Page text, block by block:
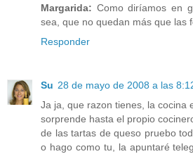
Margarida: Como diríamos en
sea, que no quedan más que las
Responder
Su 28 de mayo de 2008 a las
Ja ja, que razon tienes, la cocina
sorprende hasta el propio
de las tartas de queso pruebo
o hago como tu, la apuntaré